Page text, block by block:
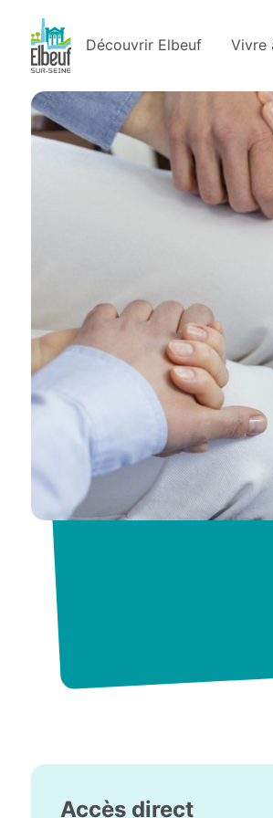
Découvrir Elbeuf Vivre
Accès direct